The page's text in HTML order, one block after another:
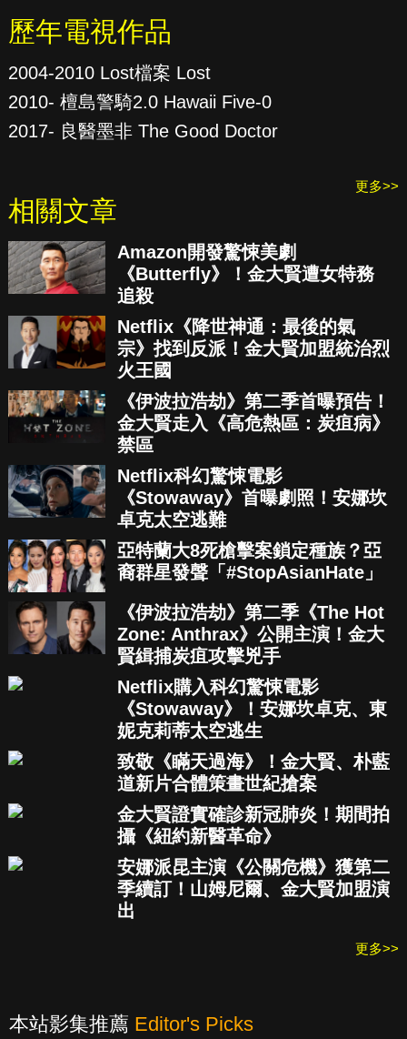
歷年電視作品
2004-2010 Lost檔案 Lost
2010- 檀島警騎2.0 Hawaii Five-0
2017- 良醫墨非 The Good Doctor
更多>>
相關文章
Amazon開發驚悚美劇
《Butterfly》！金大賢遭女特務
追殺
Netflix《降世神通：最後的氣
宗》找到反派！金大賢加盟統治烈
火王國
《伊波拉浩劫》第二季首曝預告！
金大賢走入《高危熱區：炭疽病》
禁區
Netflix科幻驚悚電影
《Stowaway》首曝劇照！安娜坎
卓克太空逃難
亞特蘭大8死槍擊案鎖定種族？亞
裔群星發聲「#StopAsianHate」
《伊波拉浩劫》第二季《The Hot
Zone: Anthrax》公開主演！金大
賢緝捕炭疽攻擊兇手
Netflix購入科幻驚悚電影
《Stowaway》！安娜坎卓克、東
妮克莉蒂太空逃生
致敬《瞞天過海》！金大賢、朴藍
道新片合體策畫世紀搶案
金大賢證實確診新冠肺炎！期間拍
攝《紐約新醫革命》
安娜派昆主演《公關危機》獲第二
季續訂！山姆尼爾、金大賢加盟演
出
更多>>
本站影集推薦 Editor's Picks